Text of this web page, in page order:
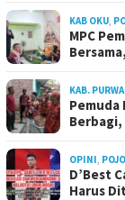
KAB OKU
MPC
KAB.
Pemuda
Berbagi,
OPINI
D’Best
Harus